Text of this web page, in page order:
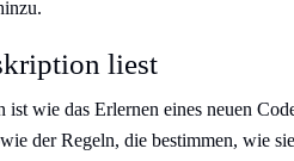
liest
wie das Erlernen eines neuen
der Regeln, die bestimmen, wie